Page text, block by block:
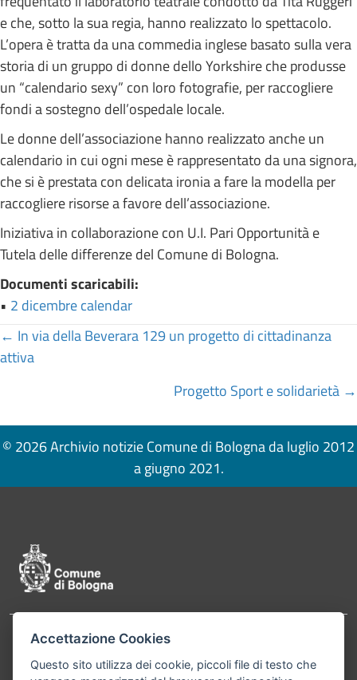
e che, sotto la sua regia, hanno realizzato lo spettacolo.
L’opera è tratta da una commedia inglese basato sulla vera
storia di un gruppo di donne dello Yorkshire che produsse
un “calendario sexy” con loro fotografie, per raccogliere
fondi a sostegno dell’ospedale locale.
Le donne dell’associazione hanno realizzato anche un
calendario in cui ogni mese è rappresentato da una signora,
che si è prestata con delicata ironia a fare la modella per
raccogliere risorse a favore dell’associazione.
Iniziativa in collaborazione con U.I. Pari Opportunità e
Tutela delle differenze del Comune di Bologna.
Documenti scaricabili:
• 2 dicembre calendar
Posts
navigation
← In via della Beverara 129 un progetto di cittadinanza
attiva
Progetto Sport e solidarietà →
© 2026 Archivio notizie Comune di Bologna da luglio 2012
a giugno 2021.
Contatti
Bologna P.Iva 01232710374 Cod. IBAN: IT 88 R
Accettazione Cookies
Questo sito utilizza dei cookie, piccoli file di testo che